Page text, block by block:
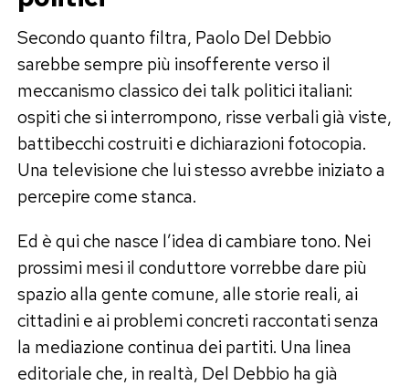
Secondo quanto filtra, Paolo Del Debbio
sarebbe sempre più insofferente verso il
meccanismo classico dei talk politici italiani:
ospiti che si interrompono, risse verbali già viste,
battibecchi costruiti e dichiarazioni fotocopia.
Una televisione che lui stesso avrebbe iniziato a
percepire come stanca.
Ed è qui che nasce l’idea di cambiare tono. Nei
prossimi mesi il conduttore vorrebbe dare più
spazio alla gente comune, alle storie reali, ai
cittadini e ai problemi concreti raccontati senza
la mediazione continua dei partiti. Una linea
editoriale che, in realtà, Del Debbio ha già